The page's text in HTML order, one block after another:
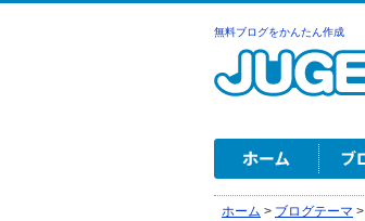
無料ブログをかんたん作成
ホーム > ブログテーマ >